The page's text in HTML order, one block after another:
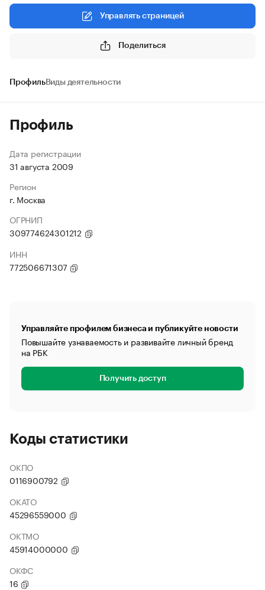
Управлять страницей
Поделиться
ПрофильВиды деятельности
Профиль
Дата регистрации
31 августа 2009
Регион
г. Москва
ОГРНИП
309774624301212
ИНН
772506671307
Управляйте профилем бизнеса и публикуйте новости
Повышайте узнаваемость и развивайте личный бренд
на РБК
Получить доступ
Коды статистики
ОКПО
0116900792
ОКАТО
45296559000
ОКТМО
45914000000
ОКФС
16